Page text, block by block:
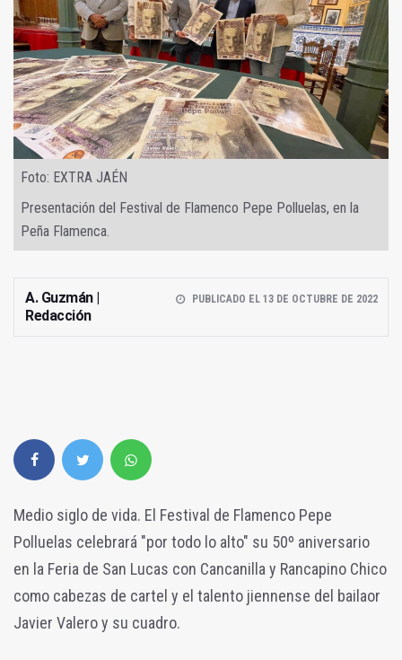
Foto: EXTRA JAÉN
Presentación del Festival de Flamenco Pepe Polluelas, en la
Peña Flamenca.
A. Guzmán |
Redacción
PUBLICADO EL 13 DE OCTUBRE DE 2022
Medio siglo de vida. El Festival de Flamenco Pepe
Polluelas celebrará "por todo lo alto" su 50º aniversario
en la Feria de San Lucas con Cancanilla y Rancapino Chico
como cabezas de cartel y el talento jiennense del bailaor
Javier Valero y su cuadro.